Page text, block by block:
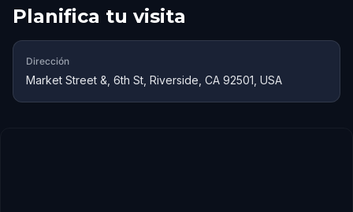
Planifica tu visita
Dirección
Market Street &, 6th St, Riverside, CA 92501, USA